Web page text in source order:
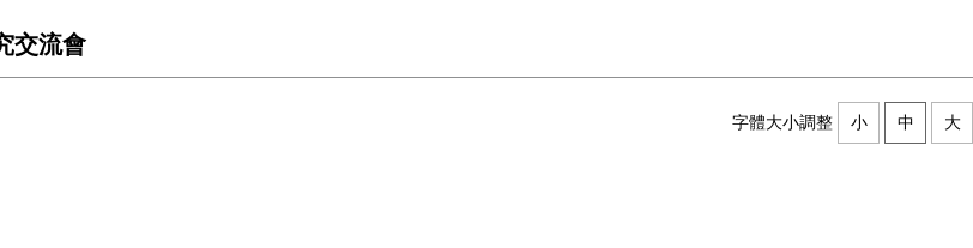
交流會
字體大小調整 小 中
大